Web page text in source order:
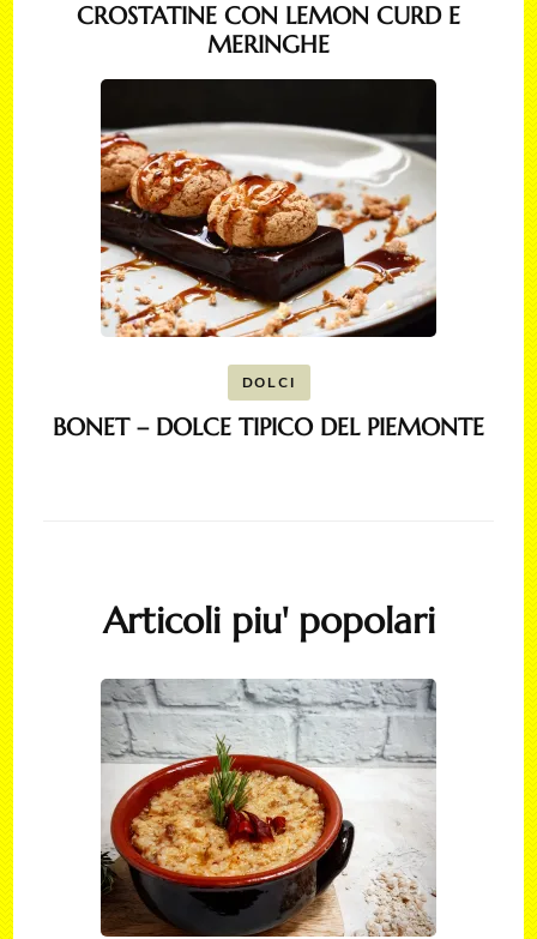
CROSTATINE CON LEMON CURD E
MERINGHE
DOLCI
BONET – DOLCE TIPICO DEL PIEMONTE
Articoli piu' popolari